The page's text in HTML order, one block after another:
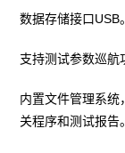
数据存储接口USB。
支持测试参数巡航
内置文件管理系统
关程序和测试报告。